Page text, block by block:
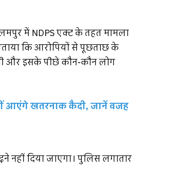
में NDPS एक्ट के तहत मामला
कि आरोपियों से पूछताछ के
थी और इसके पीछे कौन-कौन लोग
आएंगे खतरनाक कैदी, जानें वजह
नहीं दिया जाएगा। पुलिस लगातार